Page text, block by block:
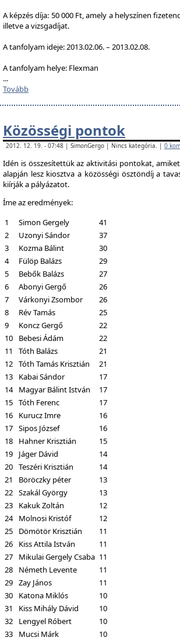
A képzés díja: 50 000 Ft, amely a helyszínen
illetve a vizsgadíjat.
A tanfolyam ideje: 2013.02.06. – 2013.02.08.
A tanfolyam helye: Flexman
...
Tovább
Közösségi pontok
2012. 12. 19. - 07:48 | SimonGergo | Nincs kategória. | 0
Idén is összesítettük az aktivitási pontokat,
alapján lesz kiosztva a közösségi ösztöndíj a
kiírják a pályázatot.
Íme az eredmények:
1
Simon Gergely
41
2
Uzonyi Sándor
37
3
Kozma Bálint
30
4
Fülöp Balázs
29
5
Bebők Balázs
27
6
Abonyi Gergő
26
7
Várkonyi Zsombor
26
8
Rév Tamás
25
9
Koncz Gergő
22
10
Bebesi Ádám
22
11
Tóth Balázs
21
12 Tóth Tamás Krisztián
21
13
Kabai Sándor
17
14 Magyar Bálint István
17
15 Tóth Ferenc
17
16
Kurucz Imre
16
17 Sipos József
16
18
Hahner Krisztián
15
19
Jáger Dávid
14
20 Teszéri Krisztián
14
21
Böröczky péter
13
22 Szakál György
13
23
Kakuk Zoltán
12
24
Molnosi Kristóf
12
25
Dömötör Krisztián
11
26
Kiss Attila István
11
27
Mikulai Gergely Csaba 11
28
Németh Levente
11
29 Zay János
11
30
Katona Miklós
10
31
Kiss Mihály Dávid
10
32
Lengyel Róbert
10
33
Mucsi Márk
10